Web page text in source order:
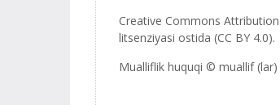
Creative Commons
litsenziyasi ostida (CC BY 4.0).
Mualliflik huquqi © muallif (lar)